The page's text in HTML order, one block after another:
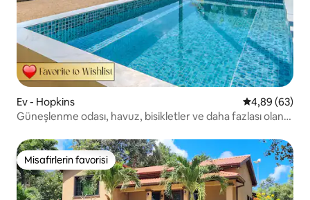
Ev - Hopkins 5 üzerinden
4,89 (63)
Güneşlenme odası, havuz, bisikletler ve daha fazlası olan
Misafirlerin favorisi
Misafirlerin favorisi